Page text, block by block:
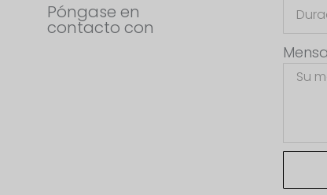
Póngase en
contacto con